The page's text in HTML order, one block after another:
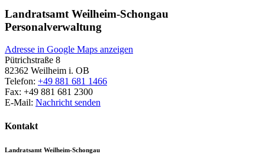
Landratsamt Weilheim-Schongau
Personalverwaltung
Adresse in Google Maps anzeigen
Pütrichstraße 8
82362 Weilheim i. OB
Telefon: +49 881 681 1466
Fax: +49 881 681 2300
E-Mail: Nachricht senden
Kontakt
Landratsamt Weilheim-Schongau